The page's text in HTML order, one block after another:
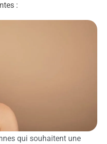
:
qui souhaitent une